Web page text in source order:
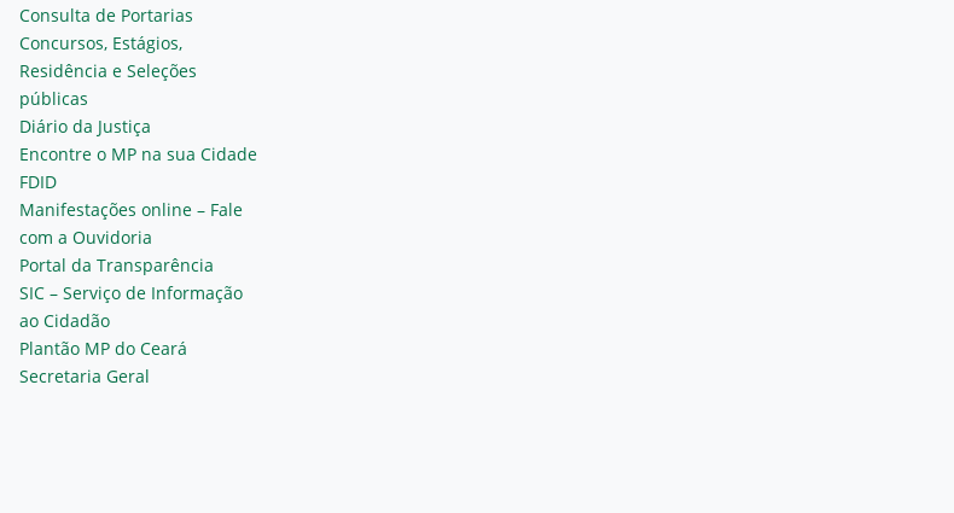
Consulta de Portarias
Concursos, Estágios,
Residência e Seleções
públicas
Diário da Justiça
Encontre o MP na sua Cidade
FDID
Manifestações online – Fale
com a Ouvidoria
Portal da Transparência
SIC – Serviço de Informação
ao Cidadão
Plantão MP do Ceará
Secretaria Geral